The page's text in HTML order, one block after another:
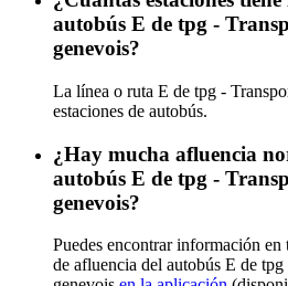
autobús E de tpg -
genevois?
La línea o ruta E de tpg -
estaciones de autobús.
¿Hay mucha afluencia
autobús E de tpg -
genevois?
Puedes encontrar información
de afluencia del autobús E de